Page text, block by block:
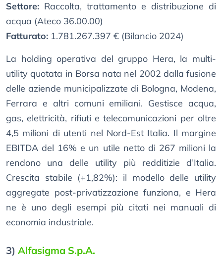
Settore: Raccolta, trattamento e distribuzione di
acqua (Ateco 36.00.00)
Fatturato: 1.781.267.397 € (Bilancio 2024)
La holding operativa del gruppo Hera, la multi-
utility quotata in Borsa nata nel 2002 dalla fusione
delle aziende municipalizzate di Bologna, Modena,
Ferrara e altri comuni emiliani. Gestisce acqua,
gas, elettricità, rifiuti e telecomunicazioni per oltre
4,5 milioni di utenti nel Nord-Est Italia. Il margine
EBITDA del 16% e un utile netto di 267 milioni la
rendono una delle utility più redditizie d’Italia.
Crescita stabile (+1,82%): il modello delle utility
aggregate post-privatizzazione funziona, e Hera
ne è uno degli esempi più citati nei manuali di
economia industriale.
3) Alfasigma S.p.A.